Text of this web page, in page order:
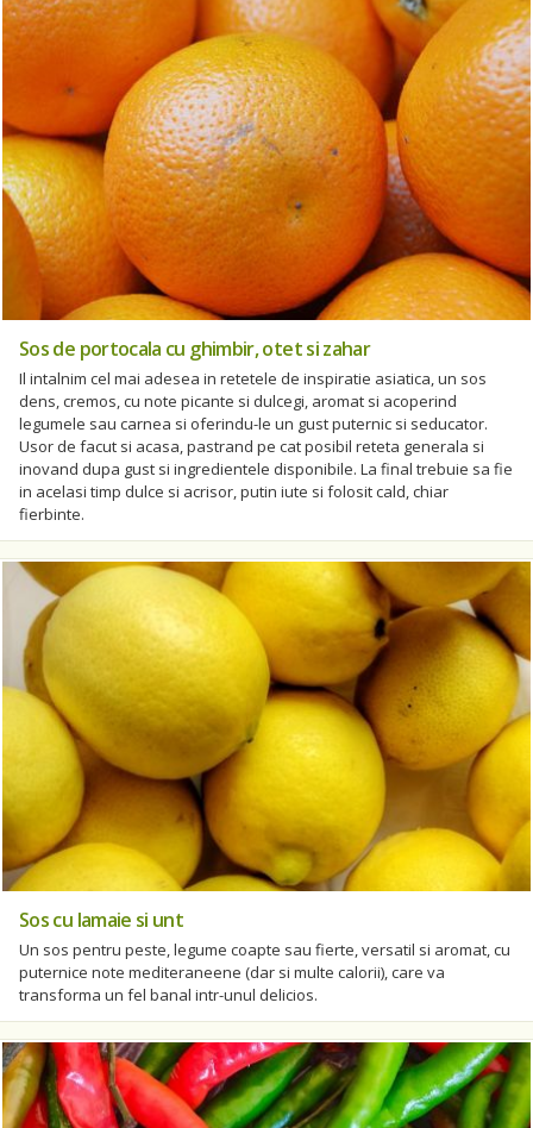
Sos de portocala cu ghimbir, otet si zahar
Il intalnim cel mai adesea in retetele de inspiratie asiatica, un sos
dens, cremos, cu note picante si dulcegi, aromat si acoperind
legumele sau carnea si oferindu-le un gust puternic si seducator.
Usor de facut si acasa, pastrand pe cat posibil reteta generala si
inovand dupa gust si ingredientele disponibile. La final trebuie sa fie
in acelasi timp dulce si acrisor, putin iute si folosit cald, chiar
fierbinte.
Sos cu lamaie si unt
Un sos pentru peste, legume coapte sau fierte, versatil si aromat, cu
puternice note mediteraneene (dar si multe calorii), care va
transforma un fel banal intr-unul delicios.